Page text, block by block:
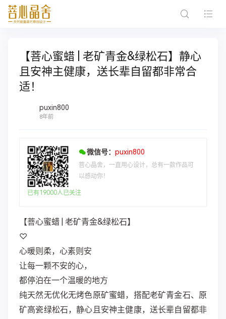
【菩心蜜蜡 | 老矿青金&绿松石】静心
且安神主健康，送长辈自留都非常合
适！
puxin800
8年前
微信号： puxin800
菩心晶舍，一直用心设计，总有一款作品可
以感动你！
已有19000人已关注
【菩心蜜蜡 | 老矿青金&绿松石】
♡
心暖则柔，心素则安
让每一颗不安的心，
都停泊在一个温暖的地方
纯天然无优化无烤色原矿蜜蜡，搭配老矿青金石、原
矿高瓷绿松石，静心且安神主健康，送长辈自留都非